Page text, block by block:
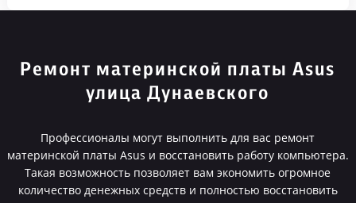
Ремонт материнской платы Asus
улица Дунаевского
Профессионалы могут выполнить для вас ремонт
материнской платы Asus и восстановить работу компьютера.
Такая возможность позволяет вам экономить огромное
количество денежных средств и полностью восстановить